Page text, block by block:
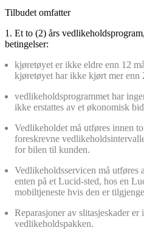
Tilbudet omfatter
1. Et to (2) års
betingelser:
kjøretøyet er ikke eldre enn 12
kjøretøyet har ikke kjørt mer enn
vedlikeholdsprogrammet har
ikke erstattes av et økonomisk
Vedlikeholdet må utføres innen
foreskrevne
for bilen til kunden.
Vedlikeholdsservicen må utføres
enten på et Lucid-sted, hos en
mobiltjeneste hvis den er
Reparasjoner av slitasjeskader
vedlikeholdspakken.